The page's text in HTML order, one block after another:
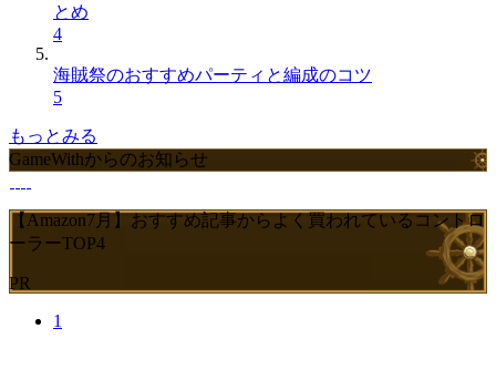
とめ
4
海賊祭のおすすめパーティと編成のコツ
5
もっとみる
GameWithからのお知らせ
【Amazon7月】おすすめ記事からよく買われているコントロ
ーラーTOP4
PR
1